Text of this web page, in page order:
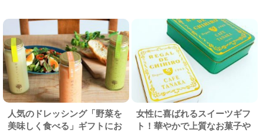
人気のドレッシング「野菜を
美味しく食べる」ギフトにお
女性に喜ばれるスイーツギフ
ト！華やかで上質なお菓子や